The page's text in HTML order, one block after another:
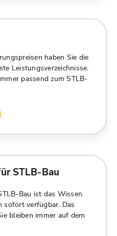
haben Sie die
Leistungsverzeichnisse.
passend zum STLB-
STLB-Bau
Bau ist das Wissen
sofort verfügbar. Das
bleiben immer auf dem